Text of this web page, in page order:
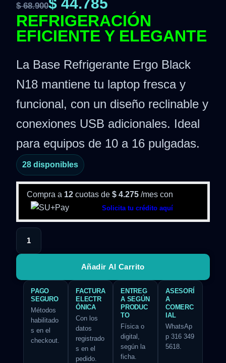
$68.900
REFRIGERACIÓN
EFICIENTE Y ELEGANTE
La Base Refrigerante Ergo Black
N18 mantiene tu laptop fresca y
funcional, con un diseño reclinable y
conexiones USB adicionales. Ideal
para equipos de 10 a 16 pulgadas.
28 disponibles
Compra a 12 cuotas de $ 4.275 /mes con
Solicita tu crédito aquí
Añadir Al Carrito
PAGO
SEGURO
Métodos
habilitado
s en el
checkout.
FACTURA
ELECTR
ÓNICA
Con los
datos
registrado
s en el
pedido.
ENTREG
A SEGÚN
PRODUC
TO
Física o
digital,
según la
ficha.
ASESORÍ
A
COMERC
IAL
WhatsAp
p 316 349
5618.